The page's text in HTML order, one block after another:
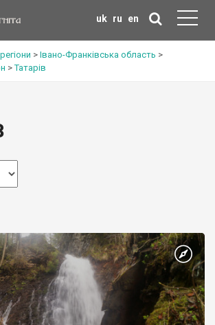
uk ru en
> Івано-Франківська область >
>Татарів